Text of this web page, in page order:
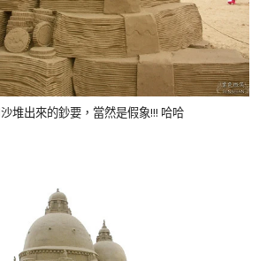
堆出來的鈔要，當然是假象!!! 哈哈